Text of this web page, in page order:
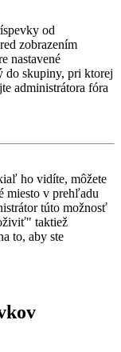
od
zobrazením
nastavené
do skupiny, pri ktorej
administrátora fóra
ho vidíte, môžete
miesto v prehľadu
túto možnosť
taktiež
to, aby ste